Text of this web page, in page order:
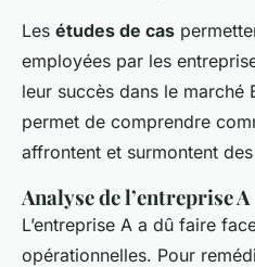
Les études de cas
employées par les
leur succès dans le marché
permet de comprendre
affrontent et surmontent
Analyse de l’entreprise A
L’entreprise A a dû faire
opérationnelles. Pour